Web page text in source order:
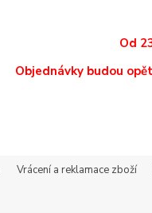
Od
Objednávky budou
Vrácení a reklamace zboží